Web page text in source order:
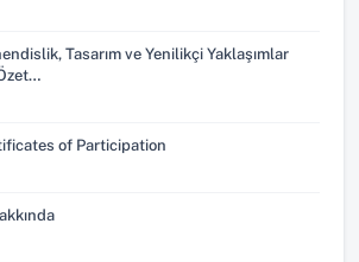
Tasarım ve Yenilikçi Yaklaşımlar
of Participation